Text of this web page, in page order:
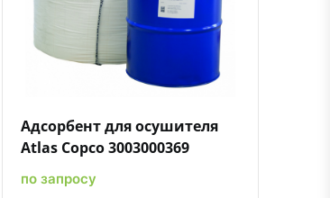
Быстрый просмотрДобавить к сравнениюДобавить в избранное
Адсорбент для осушителя
Atlas Copco 3003000369
по запросу